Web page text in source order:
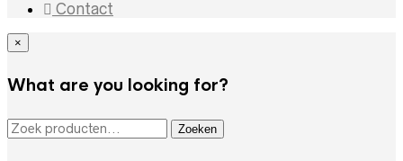
Contact
×
What are you looking for?
ZOEKEN NAAR: Zoeken